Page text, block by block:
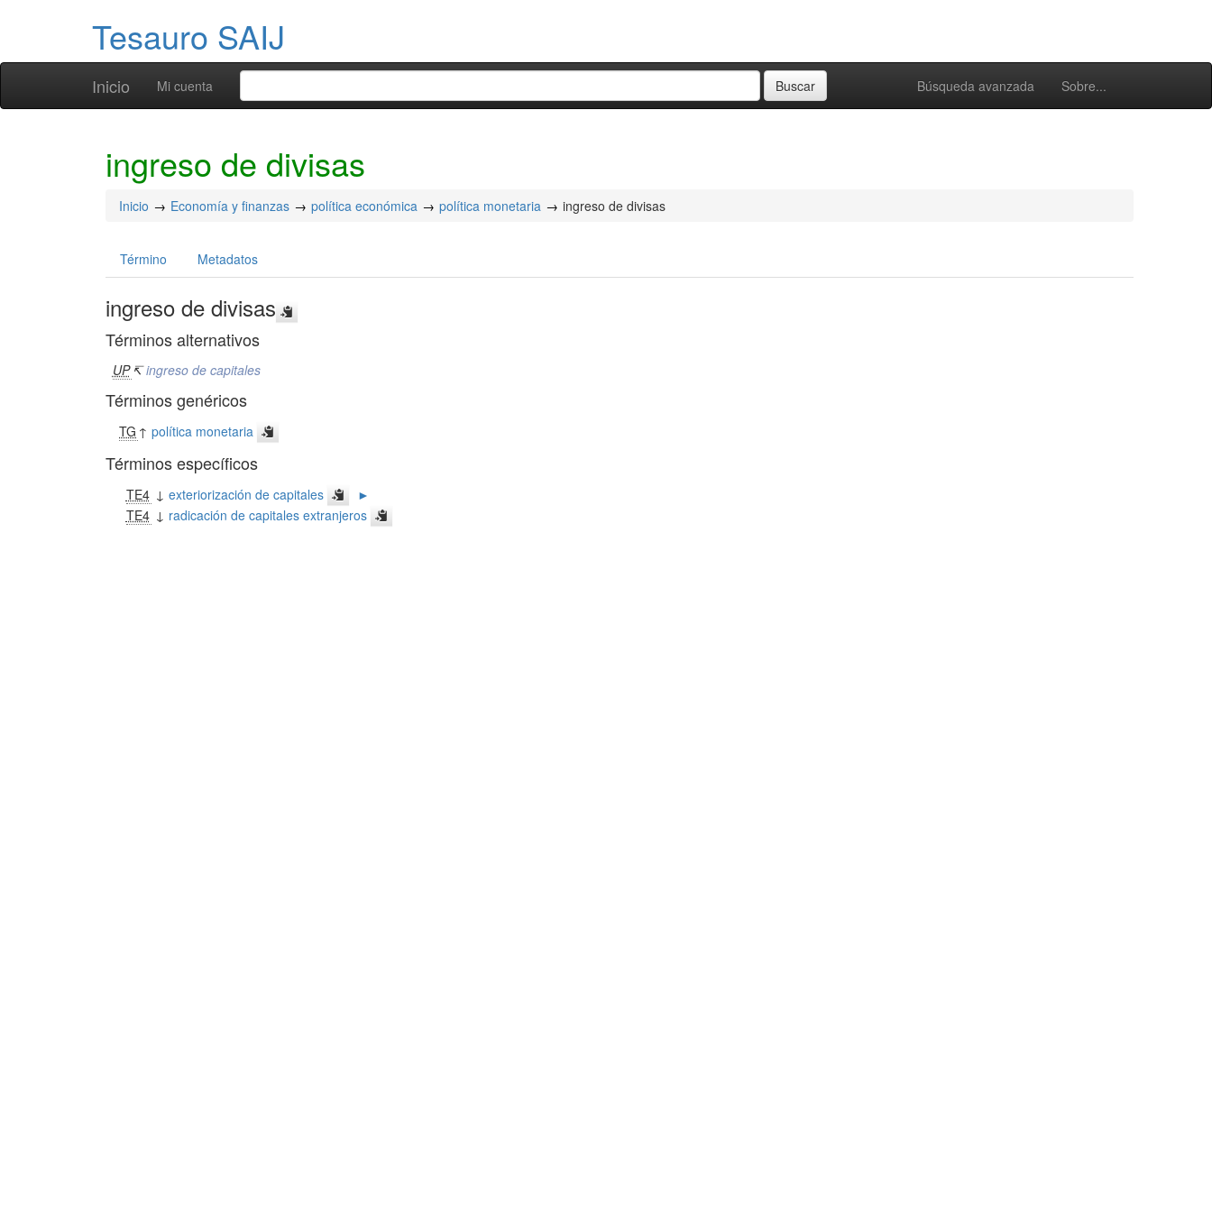
Tesauro SAIJ
Inicio Búsqueda avanzada Sobre...
Mi cuenta
ingreso de divisas
Inicio Economía y finanzas política económica política monetaria ingreso de divisas
Término Metadatos
ingreso de divisas
Términos alternativos
UP ↸ingreso de capitales
Términos genéricos
TG ↑política monetaria
Términos específicos
TE4 ↓ exteriorización de capitales
►
TE4 ↓ radicación de capitales extranjeros